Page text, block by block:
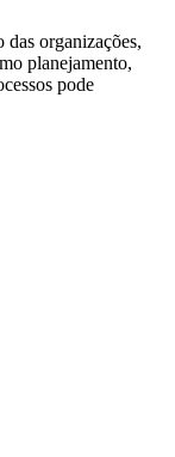
das organizações,
planejamento,
pode